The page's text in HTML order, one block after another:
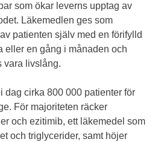
som ökar leverns upptag av
Läkemedlen ges som
patienten själv med en förifylld
eller en gång i månaden och
vara livslång.
dag cirka 800 000 patienter för
För majoriteten räcker
och ezitimib, ett läkemedel som
och triglycerider, samt höjer